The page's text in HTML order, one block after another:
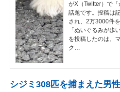
がX（Twitter）で
話題です。投稿は
され、2万3000件
「ぬいぐるみが
を投稿したのは、
ク…
シジミ308匹を捕まえた男